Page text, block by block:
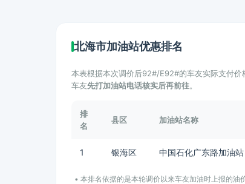
北海市加油站优惠排名
本表根据本次调价后92#/E92#的车友实际支付
车友先打加油站电话核实后再前往。
排
名
县区 加油站名称
1 银海区 中国石化广东路加油站
• 本排名依据的是本轮调价以来车友加油时上报的油